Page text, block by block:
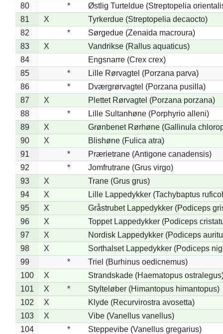
80
*
Østlig Turteldue (Streptopelia
81
X
Tyrkerdue (Streptopelia decaocto)
82
*
Sørgedue (Zenaida macroura)
83
X
Vandrikse (Rallus aquaticus)
84
Engsnarre (Crex crex)
85
*
Lille Rørvagtel (Porzana parva)
86
*
Dværgrørvagtel (Porzana pusilla)
87
X
Plettet Rørvagtel (Porzana porzana)
88
*
Lille Sultanhøne (Porphyrio alleni)
89
X
Grønbenet Rørhøne (Gallinula
90
X
Blishøne (Fulica atra)
91
*
Prærietrane (Antigone canadensis)
92
*
Jomfrutrane (Grus virgo)
93
X
Trane (Grus grus)
94
X
Lille Lappedykker (Tachybaptus
95
X
Gråstrubet Lappedykker (Podiceps
96
X
Toppet Lappedykker (Podiceps
97
X
Nordisk Lappedykker (Podiceps
98
X
Sorthalset Lappedykker (Podiceps
99
*
Triel (Burhinus oedicnemus)
100
X
Strandskade (Haematopus
101
X *
Stylteløber (Himantopus himantopus)
102
X
Klyde (Recurvirostra avosetta)
103
X
Vibe (Vanellus vanellus)
104
* Steppevibe (Vanellus gregarius)